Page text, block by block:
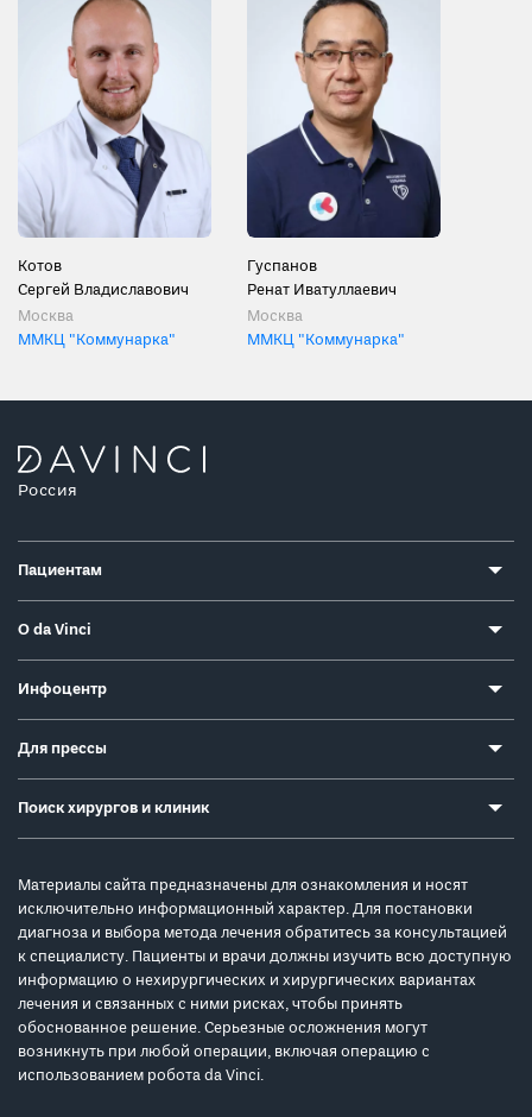
Котов
Сергей Владиславович
Москва
ММКЦ "Коммунарка"
Гуспанов
Ренат Иватуллаевич
Москва
ММКЦ "Коммунарка"
Россия
Пациентам
О da Vinci
Инфоцентр
Для прессы
Поиск хирургов и клиник
Материалы сайта предназначены для ознакомления и носят
исключительно информационный характер. Для постановки
диагноза и выбора метода лечения обратитесь за консультацией
к специалисту. Пациенты и врачи должны изучить всю доступную
информацию о нехирургических и хирургических вариантах
лечения и связанных с ними рисках, чтобы принять
обоснованное решение. Серьезные осложнения могут
возникнуть при любой операции, включая операцию с
использованием робота da Vinci.